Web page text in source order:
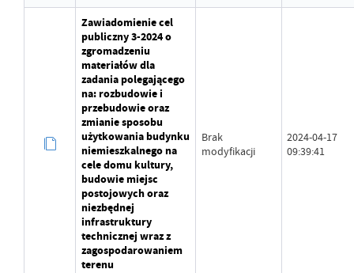
Zawiadomienie cel
publiczny 3-2024 o
zgromadzeniu
materiałów dla
zadania polegającego
na: rozbudowie i
przebudowie oraz
zmianie sposobu
użytkowania budynku
niemieszkalnego na
cele domu kultury,
budowie miejsc
postojowych oraz
niezbędnej
infrastruktury
technicznej wraz z
zagospodarowaniem
terenu
Brak
modyfikacji
2024-04-17
09:39:41